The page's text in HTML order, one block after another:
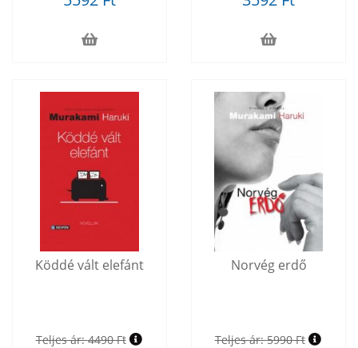
Köddé vált elefánt
Teljes ár:4490 Ft
Norvég erdő
Teljes ár:5990 Ft